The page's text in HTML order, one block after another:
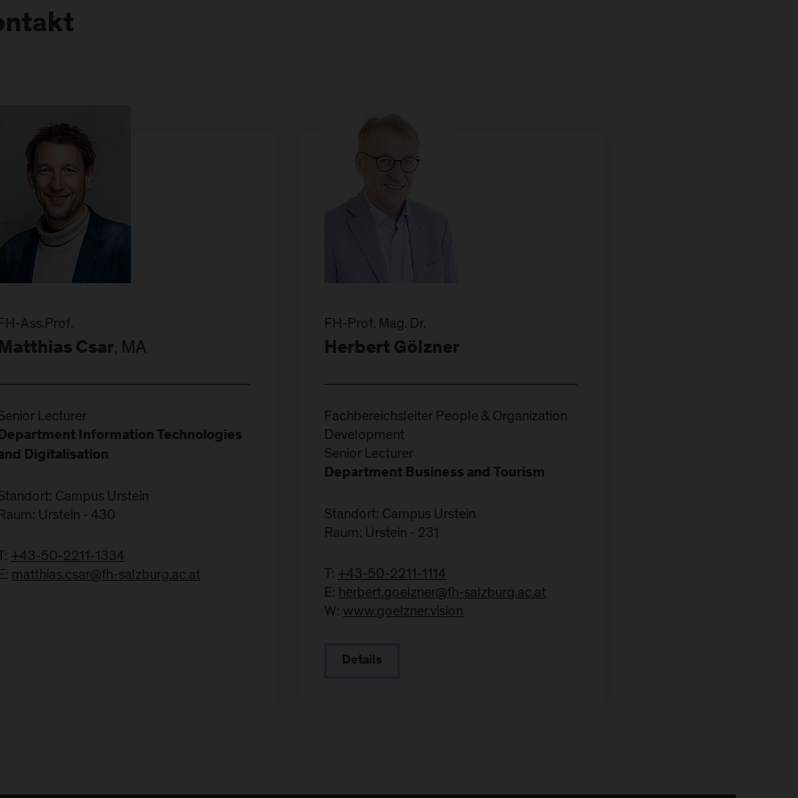
Ass.Prof.
Csar, MA
Lecturer
Information Technologies
Digitalisation
Campus Urstein
Urstein - 430
+43-50-2211-1334
matthias.csar@fh-salzburg.ac.at
FH-Prof. Mag. Dr.
Herbert Gölzner
Fachbereichsleiter People & Organization
Development
Senior Lecturer
Department Business and Tourism
Standort: Campus Urstein
Raum: Urstein - 231
T: +43-50-2211-1114
E: herbert.goelzner@fh-salzburg.ac.at
W: www.goelzner.vision
Details